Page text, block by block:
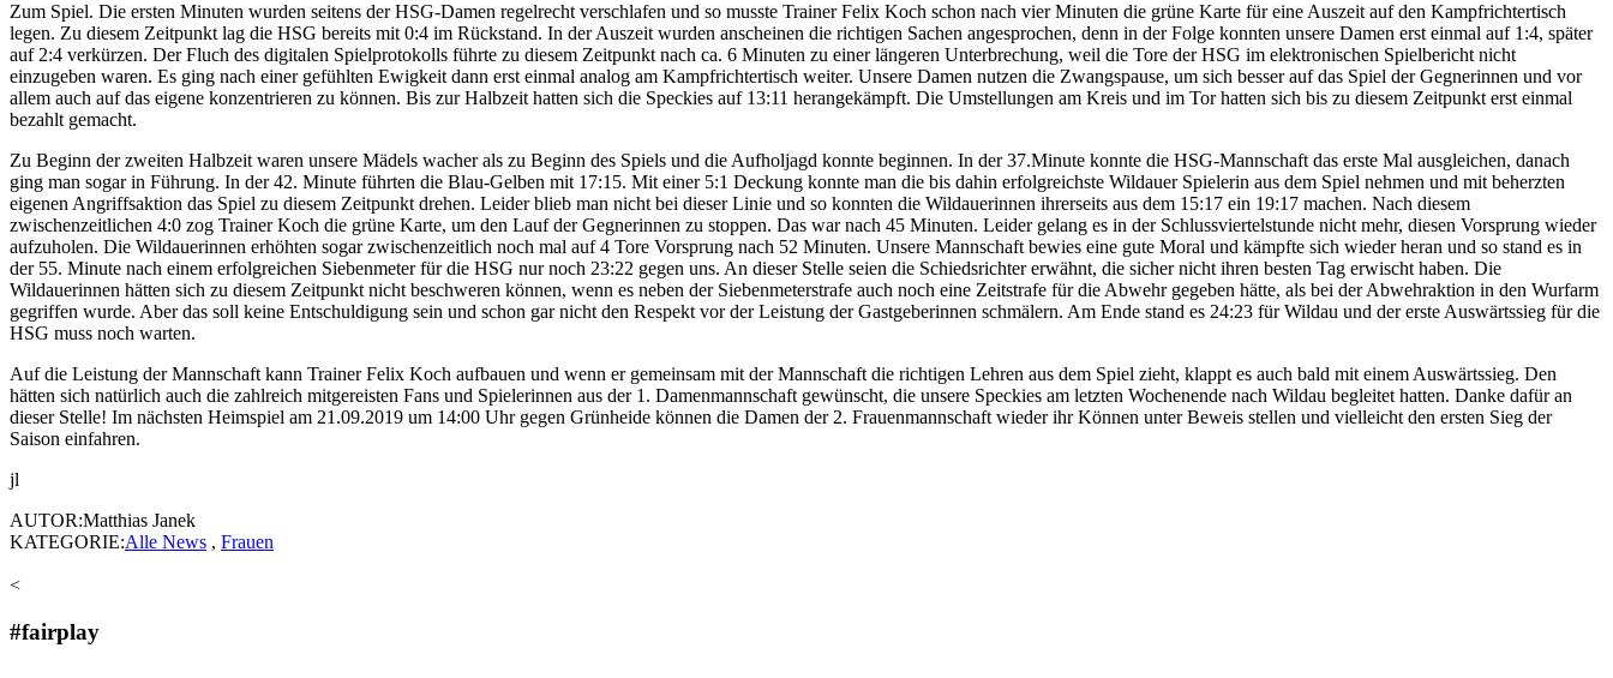
Zum Spiel. Die ersten Minuten wurden seitens der HSG-Damen regelrecht verschlafen und so musste Trainer Felix Koch schon nach vier Minuten die grüne Karte für eine Auszeit auf den Kampfrichtertisch
legen. Zu diesem Zeitpunkt lag die HSG bereits mit 0:4 im Rückstand. In der Auszeit wurden anscheinen die richtigen Sachen angesprochen, denn in der Folge konnten unsere Damen erst einmal auf 1:4, später
auf 2:4 verkürzen. Der Fluch des digitalen Spielprotokolls führte zu diesem Zeitpunkt nach ca. 6 Minuten zu einer längeren Unterbrechung, weil die Tore der HSG im elektronischen Spielbericht nicht
einzugeben waren. Es ging nach einer gefühlten Ewigkeit dann erst einmal analog am Kampfrichtertisch weiter. Unsere Damen nutzen die Zwangspause, um sich besser auf das Spiel der Gegnerinnen und vor
allem auch auf das eigene konzentrieren zu können. Bis zur Halbzeit hatten sich die Speckies auf 13:11 herangekämpft. Die Umstellungen am Kreis und im Tor hatten sich bis zu diesem Zeitpunkt erst einmal
bezahlt gemacht.
Zu Beginn der zweiten Halbzeit waren unsere Mädels wacher als zu Beginn des Spiels und die Aufholjagd konnte beginnen. In der 37.Minute konnte die HSG-Mannschaft das erste Mal ausgleichen, danach
ging man sogar in Führung. In der 42. Minute führten die Blau-Gelben mit 17:15. Mit einer 5:1 Deckung konnte man die bis dahin erfolgreichste Wildauer Spielerin aus dem Spiel nehmen und mit beherzten
eigenen Angriffsaktion das Spiel zu diesem Zeitpunkt drehen. Leider blieb man nicht bei dieser Linie und so konnten die Wildauerinnen ihrerseits aus dem 15:17 ein 19:17 machen. Nach diesem
zwischenzeitlichen 4:0 zog Trainer Koch die grüne Karte, um den Lauf der Gegnerinnen zu stoppen. Das war nach 45 Minuten. Leider gelang es in der Schlussviertelstunde nicht mehr, diesen Vorsprung wieder
aufzuholen. Die Wildauerinnen erhöhten sogar zwischenzeitlich noch mal auf 4 Tore Vorsprung nach 52 Minuten. Unsere Mannschaft bewies eine gute Moral und kämpfte sich wieder heran und so stand es in
der 55. Minute nach einem erfolgreichen Siebenmeter für die HSG nur noch 23:22 gegen uns. An dieser Stelle seien die Schiedsrichter erwähnt, die sicher nicht ihren besten Tag erwischt haben. Die
Wildauerinnen hätten sich zu diesem Zeitpunkt nicht beschweren können, wenn es neben der Siebenmeterstrafe auch noch eine Zeitstrafe für die Abwehr gegeben hätte, als bei der Abwehraktion in den Wurfarm
gegriffen wurde. Aber das soll keine Entschuldigung sein und schon gar nicht den Respekt vor der Leistung der Gastgeberinnen schmälern. Am Ende stand es 24:23 für Wildau und der erste Auswärtssieg für die
HSG muss noch warten.
Auf die Leistung der Mannschaft kann Trainer Felix Koch aufbauen und wenn er gemeinsam mit der Mannschaft die richtigen Lehren aus dem Spiel zieht, klappt es auch bald mit einem Auswärtssieg. Den
hätten sich natürlich auch die zahlreich mitgereisten Fans und Spielerinnen aus der 1. Damenmannschaft gewünscht, die unsere Speckies am letzten Wochenende nach Wildau begleitet hatten. Danke dafür an
dieser Stelle! Im nächsten Heimspiel am 21.09.2019 um 14:00 Uhr gegen Grünheide können die Damen der 2. Frauenmannschaft wieder ihr Können unter Beweis stellen und vielleicht den ersten Sieg der
Saison einfahren.
jl
AUTOR:Matthias Janek
KATEGORIE:Alle News , Frauen
<
#fairplay